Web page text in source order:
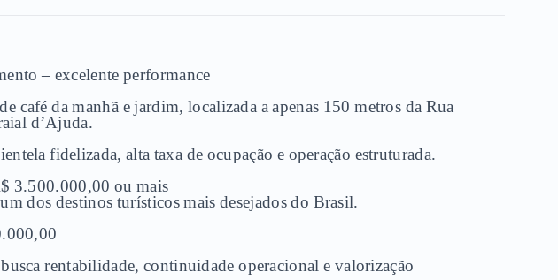
– excelente performance
café da manhã e jardim, localizada a apenas 150 metros da Rua
d’Ajuda.
fidelizada, alta taxa de ocupação e operação estruturada.
3.500.000,00 ou mais
dos destinos turísticos mais desejados do Brasil.
rentabilidade, continuidade operacional e valorização